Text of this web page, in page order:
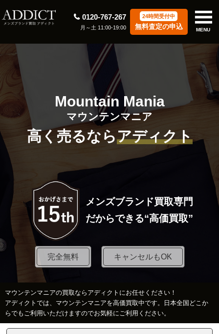
0120-767-267
月～土 11:00-19:00
24時間受付中
無料査定の申込 MENU
Mountain Mania
マウンテンマニア
高く売るならアディクト
メンズブランド買取専門
だからできる“高価買取”
完全無料 キャンセルもOK
マウンテンマニアの買取ならアディクトにお任せください！
アディクトでは、マウンテンマニアを高価買取中です。日本全国どこか
らでもご利用いただけますのでお気軽にご利用ください。